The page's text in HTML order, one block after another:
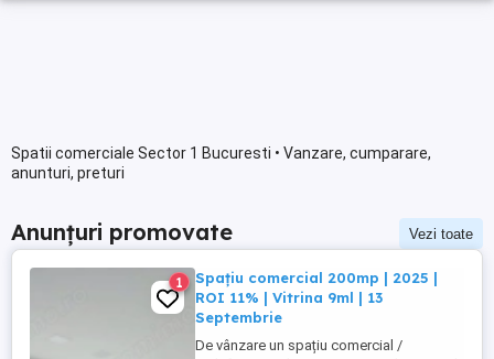
Spatii comerciale Sector 1 Bucuresti • Vanzare, cumparare,
anunturi, preturi
Anunțuri promovate Vezi toate
1
Spațiu comercial 200mp | 2025 |
ROI 11% | Vitrina 9ml | 13
Septembrie
De vânzare un spațiu comercial /